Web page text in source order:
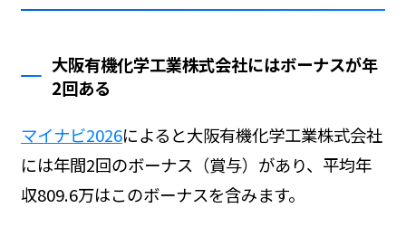
大阪有機化学工業株式会社にはボーナスが年
2回ある
マイナビ2026によると大阪有機化学工業株式会社
には年間2回のボーナス（賞与）があり、平均年
収809.6万はこのボーナスを含みます。